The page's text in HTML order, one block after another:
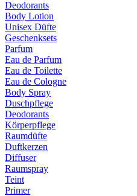
Deodorants
Body Lotion
Unisex Düfte
Geschenksets
Parfum
Eau de Parfum
Eau de Toilette
Eau de Cologne
Body Spray
Duschpflege
Deodorants
Körperpflege
Raumdüfte
Duftkerzen
Diffuser
Raumspray
Teint
Primer